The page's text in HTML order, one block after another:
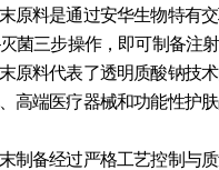
原料是通过安华生物特有
菌三步操作，即可制备注
原料代表了透明质酸钠技
高端医疗器械和功能性护肤
制备经过严格工艺控制与